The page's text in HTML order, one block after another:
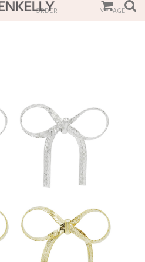
ORDER MYPAGE